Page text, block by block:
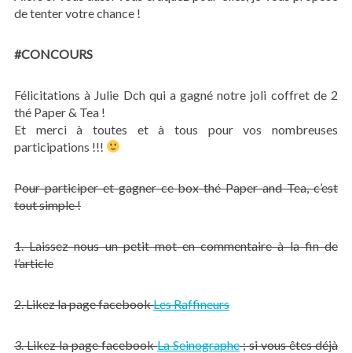
de tenter votre chance !
#CONCOURS
Félicitations à Julie Dch qui a gagné notre joli coffret de 2
thé Paper & Tea !
Et merci à toutes et à tous pour vos nombreuses
participations !!!
Pour participer et gagner ce box thé Paper and Tea, c’est
tout simple !
1. Laissez nous un petit mot en commentaire à la fin de
l’article
2. Likez la page facebookLes Raffineurs
3. Likez la page facebookLa Seinographe; si vous êtes déjà